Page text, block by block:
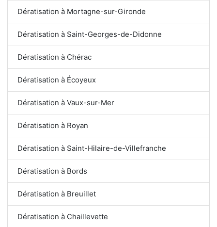
Dératisation à Mortagne-sur-Gironde
Dératisation à Saint-Georges-de-Didonne
Dératisation à Chérac
Dératisation à Écoyeux
Dératisation à Vaux-sur-Mer
Dératisation à Royan
Dératisation à Saint-Hilaire-de-Villefranche
Dératisation à Bords
Dératisation à Breuillet
Dératisation à Chaillevette